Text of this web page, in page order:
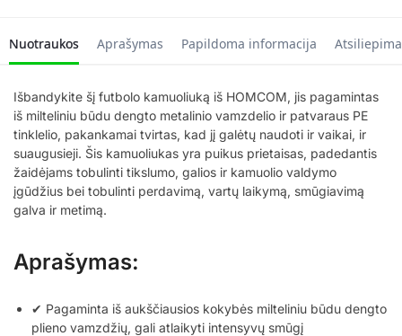
Nuotraukos Aprašymas Papildoma informacija
Išbandykite šį futbolo kamuoliuką iš HOMCOM, jis pagamintas
iš milteliniu būdu dengto metalinio vamzdelio ir patvaraus PE
tinklelio, pakankamai tvirtas, kad jį galėtų naudoti ir vaikai, ir
suaugusieji. Šis kamuoliukas yra puikus prietaisas, padedantis
žaidėjams tobulinti tikslumo, galios ir kamuolio valdymo
įgūdžius bei tobulinti perdavimą, vartų laikymą, smūgiavimą
galva ir metimą.
Aprašymas:
✔ Pagaminta iš aukščiausios kokybės milteliniu būdu dengto
plieno vamzdžių, gali atlaikyti intensyvų smūgį